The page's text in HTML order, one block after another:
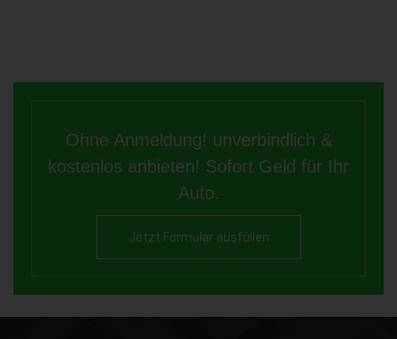
Ohne Anmeldung! unverbindlich &
kostenlos anbieten! Sofort Geld für Ihr
Auto.
Jetzt Formular ausfüllen